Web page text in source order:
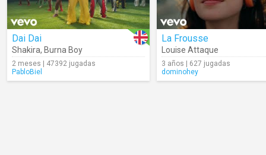
Dai Dai
Shakira, Burna Boy
2 meses | 47392 jugadas
PabloBiel
La Frousse
Louise Attaque
3 años | 627 jugadas
dominohey